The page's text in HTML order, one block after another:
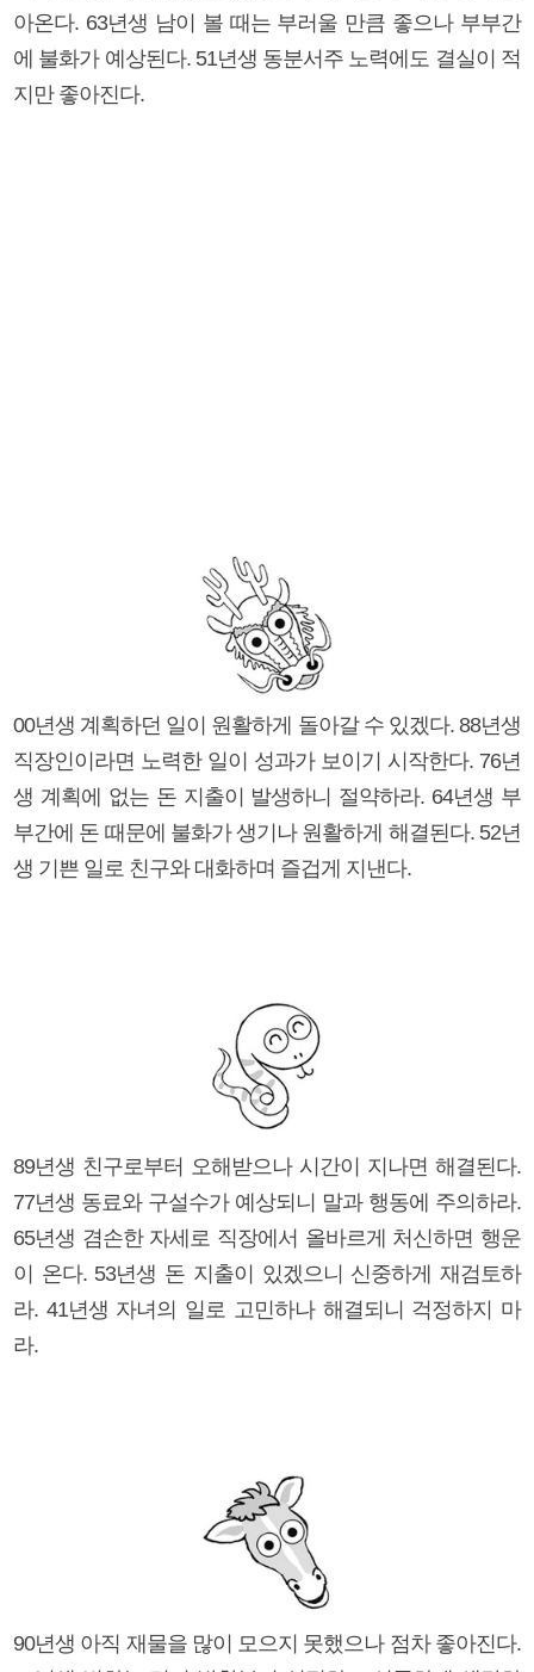
아온다. 63년생 남이 볼 때는 부러울 만큼 좋으나 부부간
에 불화가 예상된다. 51년생 동분서주 노력에도 결실이 적
지만 좋아진다.
00년생 계획하던 일이 원활하게 돌아갈 수 있겠다. 88년생
직장인이라면 노력한 일이 성과가 보이기 시작한다. 76년
생 계획에 없는 돈 지출이 발생하니 절약하라. 64년생 부
부간에 돈 때문에 불화가 생기나 원활하게 해결된다. 52년
생 기쁜 일로 친구와 대화하며 즐겁게 지낸다.
89년생 친구로부터 오해받으나 시간이 지나면 해결된다.
77년생 동료와 구설수가 예상되니 말과 행동에 주의하라.
65년생 겸손한 자세로 직장에서 올바르게 처신하면 행운
이 온다. 53년생 돈 지출이 있겠으니 신중하게 재검토하
라. 41년생 자녀의 일로 고민하나 해결되니 걱정하지 마
라.
90년생 아직 재물을 많이 모으지 못했으나 점차 좋아진다.